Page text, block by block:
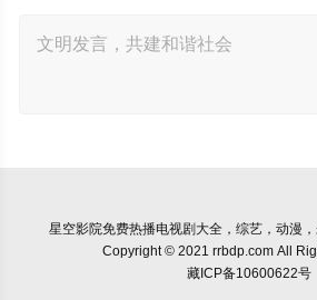
星空影院免费热播电视剧大全，综艺，动漫
Copyright © 2021 rrbdp.com All
藏ICP备10600622号